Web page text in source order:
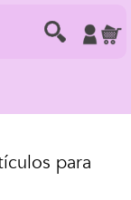
para